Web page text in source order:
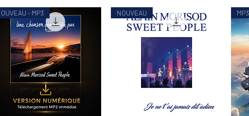
- MP3 NOUVEAU MP3